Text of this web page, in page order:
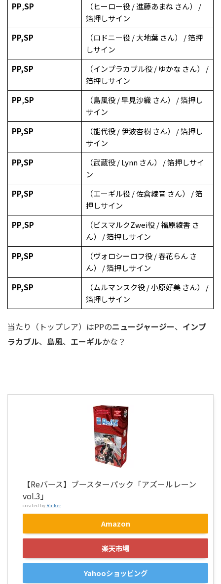
PP,SP
（ヒーロー役 / 進藤あまね さん） /
箔押しサイン
PP,SP
（ロドニー役 / 大地葉 さん） / 箔押
しサイン
PP,SP
（インプラカブル役 / ゆかな さん） /
箔押しサイン
PP,SP
（島風役 / 早見沙織 さん） / 箔押し
サイン
PP,SP
（能代役 / 伊波杏樹 さん） / 箔押し
サイン
PP,SP
（武蔵役 / Lynn さん） / 箔押しサイ
ン
PP,SP
（エーギル役 / 佐倉綾音 さん） / 箔
押しサイン
PP,SP
（ビスマルクZwei役 / 福原綾香 さ
ん） / 箔押しサイン
PP,SP
（ヴォロシーロフ役 / 春花らん さ
ん） / 箔押しサイン
PP,SP
（ムルマンスク役 / 小原好美 さん） /
箔押しサイン
当たり（トップレア）はPPのニュージャージー、 インプ
ラカブル、 島風、 エーギルかな？
【Reバース】ブースターパック「アズールレーン
vol.3」
created by Rinker
Amazon
楽天市場
Yahooショッピング